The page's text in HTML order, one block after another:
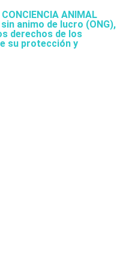
ANIMAL
animo de lucro (ONG),
derechos de los
su protección y